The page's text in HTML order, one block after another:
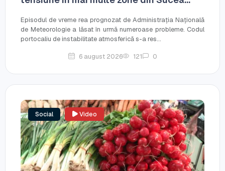
Episodul de vreme rea prognozat de Administrația Națională
de Meteorologie a lăsat în urmă numeroase probleme. Codul
portocaliu de instabilitate atmosferică s-a res...
6 august 2026 121 0
Social Video